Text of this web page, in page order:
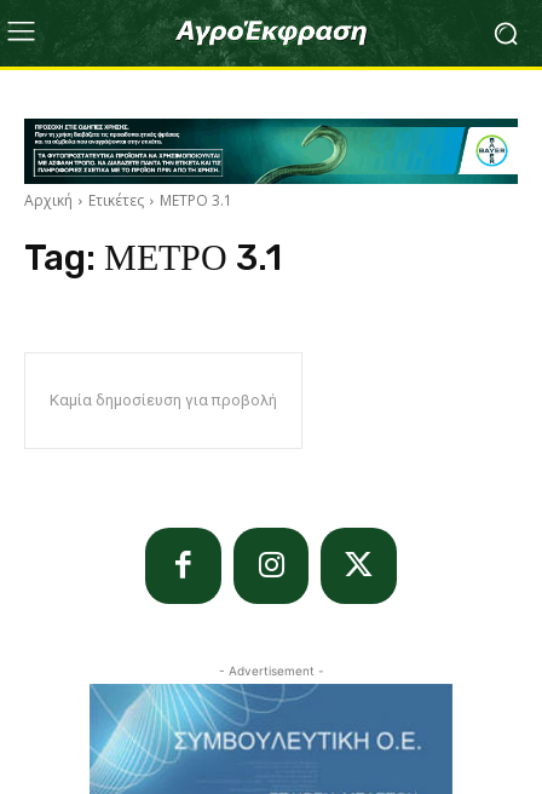
Αρχική Ετικέτες ΜΕΤΡΟ 3.1
Tag: ΜΕΤΡΟ 3.1
Καμία δημοσίευση για προβολή
- Advertisement -